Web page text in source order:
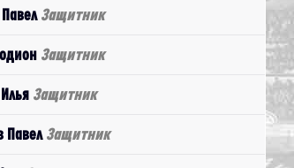
Защитник
Защитник
Защитник
Павел Защитник